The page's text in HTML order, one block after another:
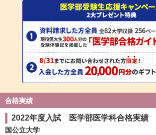
合格実績
2022年度入試 医学部医学科合格実績
国公立大学